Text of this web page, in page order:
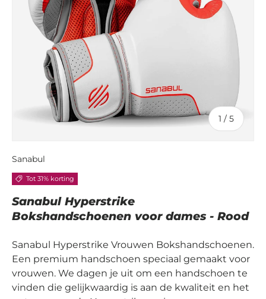
1 / van
5
Sanabul
Tot 31% korting
Sanabul Hyperstrike
Bokshandschoenen voor dames - Rood
Sanabul Hyperstrike Vrouwen Bokshandschoenen.
Een premium handschoen speciaal gemaakt voor
vrouwen. We dagen je uit om een handschoen te
vinden die gelijkwaardig is aan de kwaliteit en het